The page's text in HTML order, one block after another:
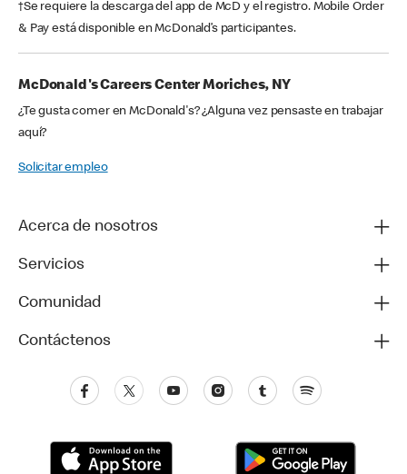
†Se requiere la descarga del app de McD y el registro. Mobile Order
& Pay está disponible en McDonald’s participantes.
McDonald's Careers Center Moriches, NY
¿Te gusta comer en McDonald's? ¿Alguna vez pensaste en trabajar
aquí?
Solicitar empleo
Acerca de nosotros
Servicios
Comunidad
Contáctenos